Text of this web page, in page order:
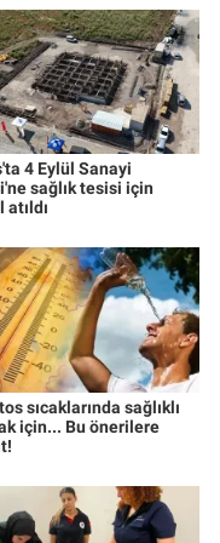
4 Eylül Sanayi
sağlık tesisi için
sıcaklarında sağlıklı
için... Bu önerilere